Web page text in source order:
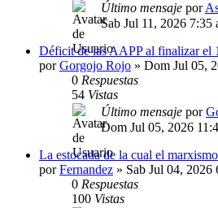
Último mensaje por
Sab Jul 11, 2026 7:35
Déficit de las AAPP al finalizar el
porGorgojo Rojo » Dom Jul 05,
0 Respuestas
54 Vistas
Último mensaje por
Dom Jul 05, 2026
La estocada de la cual el
porFernandez » Sab Jul 04, 2026
0 Respuestas
100 Vistas